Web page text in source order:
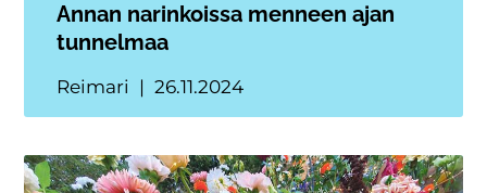
Annan narinkoissa menneen ajan
tunnelmaa
Reimari 26.11.2024